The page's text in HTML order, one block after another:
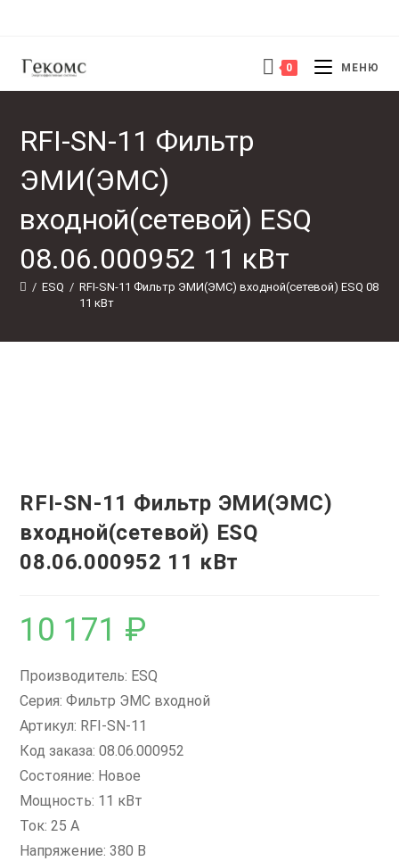
0 МЕНЮ
RFI-SN-11 Фильтр
ЭМИ(ЭМС)
входной(сетевой) ESQ
08.06.000952 11 кВт
/ ESQ / RFI-SN-11 Фильтр ЭМИ(ЭМС) входной(сетевой) ESQ
11 кВт
RFI-SN-11 Фильтр ЭМИ(ЭМС)
входной(сетевой) ESQ
08.06.000952 11 кВт
10 171 ₽
Производитель: ESQ
Серия: Фильтр ЭМС входной
Артикул: RFI-SN-11
Код заказа: 08.06.000952
Состояние: Новое
Мощность: 11 кВт
Ток: 25 А
Напряжение: 380 В